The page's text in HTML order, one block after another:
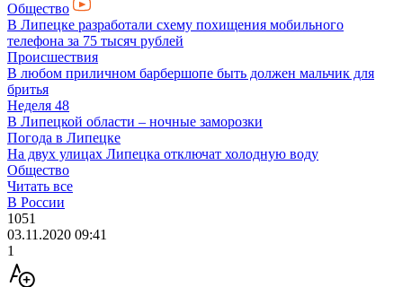
Общество
В Липецке разработали схему похищения мобильного
телефона за 75 тысяч рублей
Происшествия
В любом приличном барбершопе быть должен мальчик для
бритья
Неделя 48
В Липецкой области – ночные заморозки
Погода в Липецке
На двух улицах Липецка отключат холодную воду
Общество
Читать все
В России
1051
03.11.2020 09:41
1